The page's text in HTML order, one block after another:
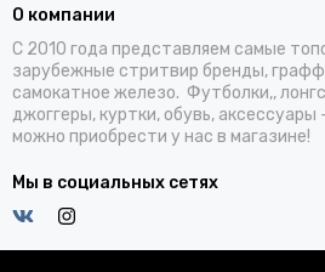
О компании
С 2010 года представляем самые
зарубежные стритвир бренды,
самокатное железо. Футболки,,
джоггеры, куртки, обувь, аксессуары
можно приобрести у нас в магазине!
Мы в социальных сетях